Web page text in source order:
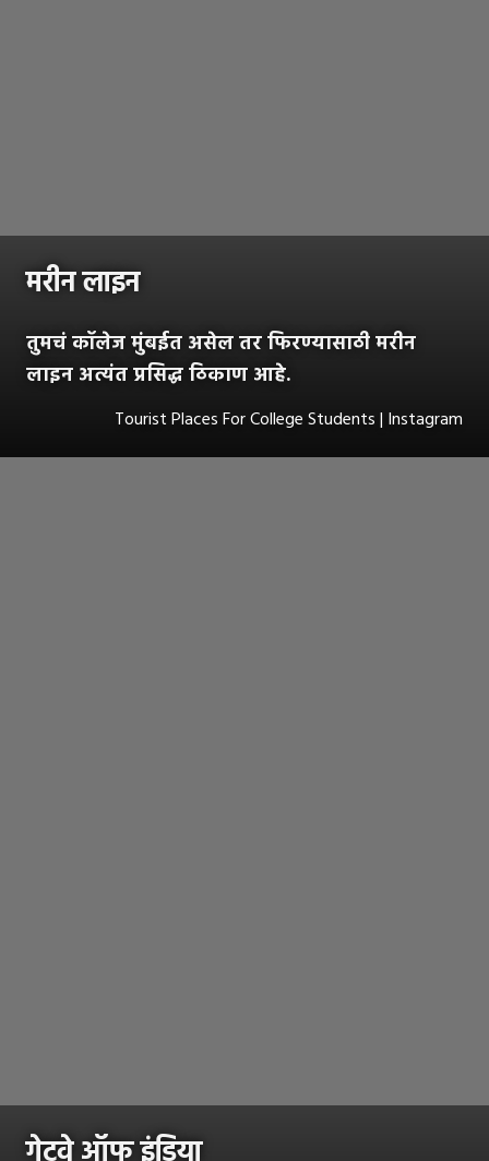
मरीन लाइन
तुमचं कॉलेज मुंबईत असेल तर फिरण्यासाठी मरीन
लाइन अत्यंत प्रसिद्ध ठिकाण आहे.
Tourist Places For College Students | Instagram